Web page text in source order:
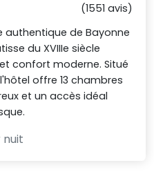
(1551 avis)
authentique de Bayonne
du XVIIIe siècle
confort moderne. Situé
offre 13 chambres
et un accès idéal
nuit